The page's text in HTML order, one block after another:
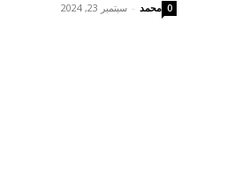
محمد - سبتمبر 23, 2024 0